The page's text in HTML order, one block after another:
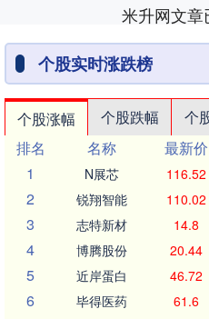
米升网文
个股实时涨跌榜
个股涨幅 个股跌幅 个
排名
名称 最新价
1
N展芯 116.52
2 锐翔智能 110.02
3 志特新材 14.8
4 博腾股份 20.44
5 近岸蛋白 46.72
6 毕得医药 61.6